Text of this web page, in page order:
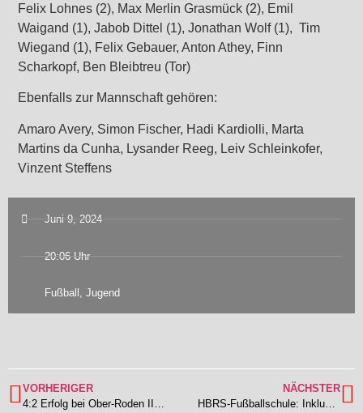
Juni 9, 2024
20:06 Uhr
Fußball , Jugend
Felix Lohnes (2), Max Merlin Grasmück (2), Emil
Waigand (1), Jabob Dittel (1), Jonathan Wolf (1), Tim
Wiegand (1), Felix Gebauer, Anton Athey, Finn
Scharkopf, Ben Bleibtreu (Tor)
Ebenfalls zur Mannschaft gehören:
Amaro Avery, Simon Fischer, Hadi Kardiolli, Marta
Martins da Cunha, Lysander Reeg, Leiv Schleinkofer,
Vinzent Steffens
VORHERIGER
NÄCHSTER